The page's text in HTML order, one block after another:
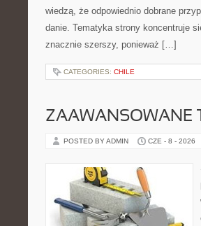
wiedzą, że odpowiednio dobrane
danie. Tematyka strony koncentruje
znacznie szerszy, ponieważ […]
CATEGORIES: CHILE
ZAAWANSOWANE
POSTED BY ADMIN CZE - 8 - 2026